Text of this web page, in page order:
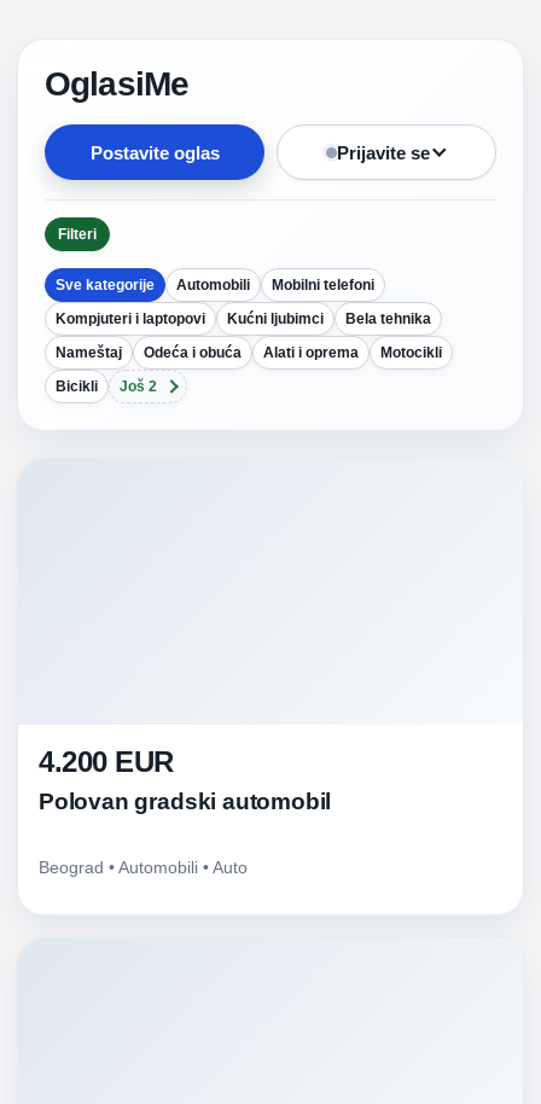
OglasiMe
Postavite oglas Prijavite se
Filteri
Sve kategorije Automobili
Mobilni telefoni
Kompjuteri i laptopovi
Kućni ljubimci
Bela tehnika
Nameštaj
Odeća i obuća Alati i oprema
Motocikli
Bicikli
Još 2
4.200 EUR
Polovan gradski automobil
Beograd • Automobili • Auto